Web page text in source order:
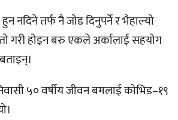
नदिने तर्फ नै जोड दिनुपर्ने र भैहाल्यो
गरी होइन बरु एकले अर्कालाई सहयोग
५० वर्षीय जीवन बमलाई कोभिड–१९